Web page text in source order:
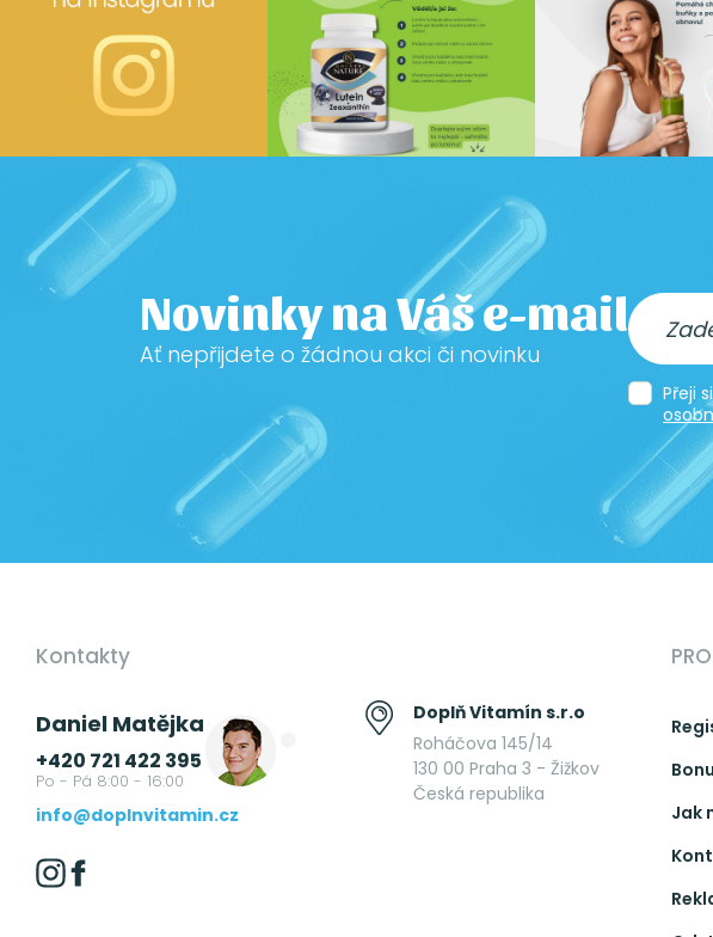
Novinky na Váš e-mail
Ať nepřijdete o žádnou akci či novinku
Přeji
Kontakty
Daniel Matějka
+420 721 422 395
Po - Pá 8:00 - 16:00
info@doplnvitamin.cz
Doplň Vitamín s.r.o
Roháčova 145/14
130 00 Praha 3 - Žižkov
Česká republika
Jak